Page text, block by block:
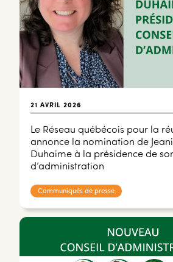
21 AVRIL 2026
Le Réseau québécois pour la
annonce la nomination de
Duhaime à la présidence de
d’administration
Communiqués de presse